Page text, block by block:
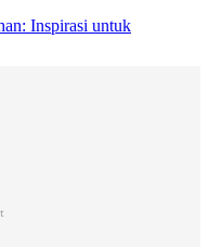
Inspirasi untuk